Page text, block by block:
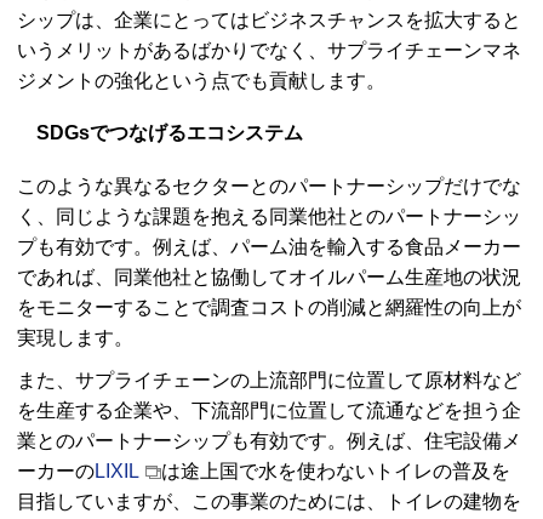
シップは、企業にとってはビジネスチャンスを拡大すると
いうメリットがあるばかりでなく、サプライチェーンマネ
ジメントの強化という点でも貢献します。
SDGsでつなげるエコシステム
このような異なるセクターとのパートナーシップだけでな
く、同じような課題を抱える同業他社とのパートナーシッ
プも有効です。例えば、パーム油を輸入する食品メーカー
であれば、同業他社と協働してオイルパーム生産地の状況
をモニターすることで調査コストの削減と網羅性の向上が
実現します。
また、サプライチェーンの上流部門に位置して原材料など
を生産する企業や、下流部門に位置して流通などを担う企
業とのパートナーシップも有効です。例えば、住宅設備メ
ーカーのLIXIL
は途上国で水を使わないトイレの普及を
目指していますが、この事業のためには、トイレの建物を